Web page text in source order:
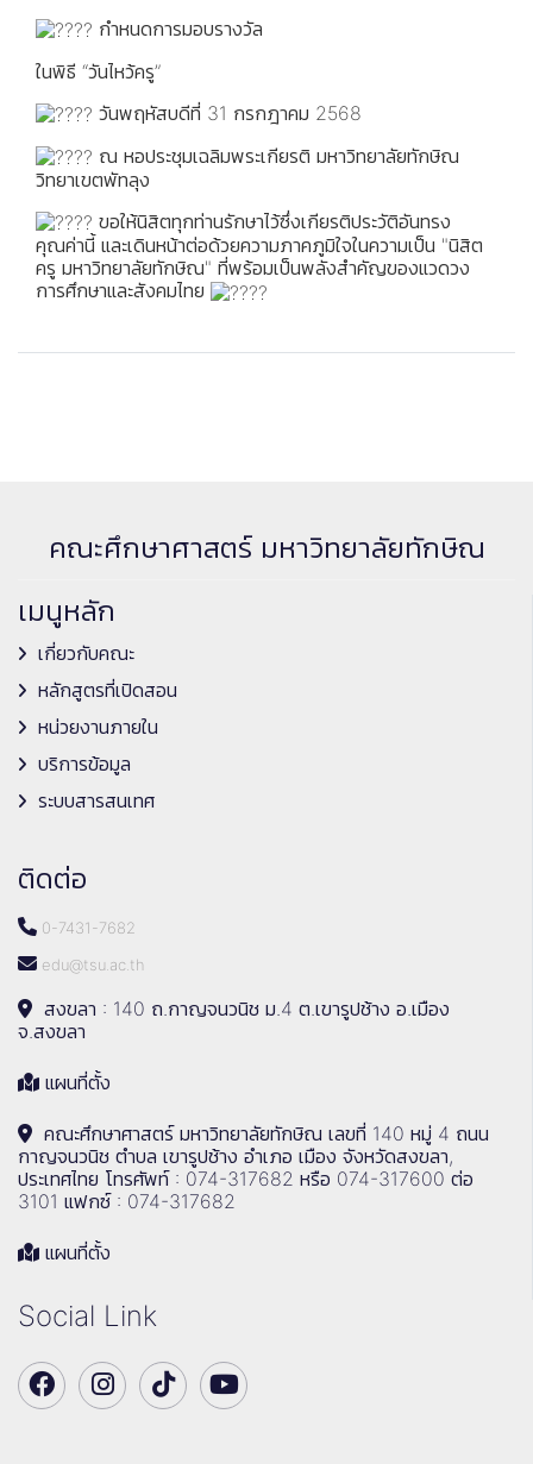
กำหนดการมอบรางวัล
ในพิธี “วันไหว้ครู”
วันพฤหัสบดีที่ 31 กรกฎาคม 2568
ณ หอประชุมเฉลิมพระเกียรติ มหาวิทยาลัยทักษิณ
วิทยาเขตพัทลุง
ขอให้นิสิตทุกท่านรักษาไว้ซึ่งเกียรติประวัติอันทรง
คุณค่านี้ และเดินหน้าต่อด้วยความภาคภูมิใจในความเป็น "นิสิต
ครู มหาวิทยาลัยทักษิณ" ที่พร้อมเป็นพลังสำคัญของแวดวง
การศึกษาและสังคมไทย
คณะศึกษาศาสตร์ มหาวิทยาลัยทักษิณ
เมนูหลัก
เกี่ยวกับคณะ
หลักสูตรที่เปิดสอน
หน่วยงานภายใน
บริการข้อมูล
ระบบสารสนเทศ
ติดต่อ
0-7431-7682
edu@tsu.ac.th
สงขลา : 140 ถ.กาญจนวนิช ม.4 ต.เขารูปช้าง อ.เมือง
จ.สงขลา
แผนที่ตั้ง
คณะศึกษาศาสตร์ มหาวิทยาลัยทักษิณ เลขที่ 140 หมู่ 4 ถนน
กาญจนวนิช ตำบล เขารูปช้าง อำเภอ เมือง จังหวัดสงขลา,
ประเทศไทย โทรศัพท์ : 074-317682 หรือ 074-317600 ต่อ
3101 แฟกซ์ : 074-317682
แผนที่ตั้ง
Social Link